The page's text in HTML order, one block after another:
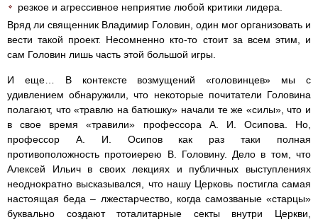
резкое и агрессивное неприятие любой критики лидера.
Вряд ли священник Владимир Головин, один мог организовать и
вести такой проект. Несомненно кто-то стоит за всем этим, и
сам Головин лишь часть этой большой игры.
И еще… В контексте возмущений «головинцев» мы с
удивлением обнаружили, что некоторые почитатели Головина
полагают, что «травлю на батюшку» начали те же «силы», что и
в свое время «травили» профессора А. И. Осипова. Но,
профессор А. И. Осипов как раз таки полная
противоположность протоиерею В. Головину. Дело в том, что
Алексей Ильич в своих лекциях и публичных выступлениях
неоднократно высказывался, что нашу Церковь постигла самая
настоящая беда – лжестарчество, когда самозваные «старцы»
буквально создают тоталитарные секты внутри Церкви,